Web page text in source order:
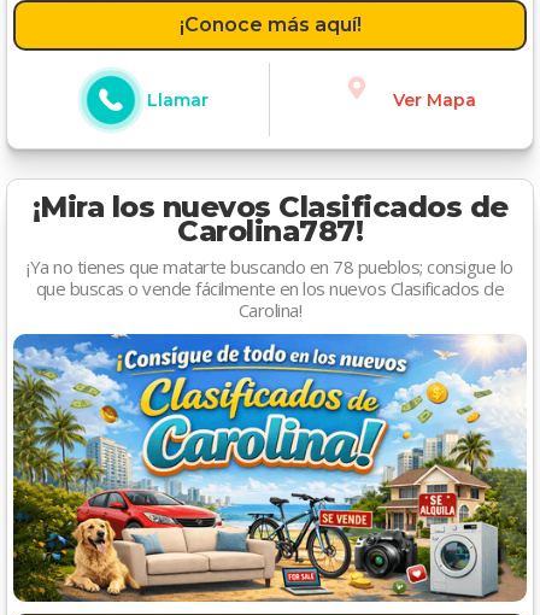
¡Conoce más aquí!
Llamar Ver Mapa
¡Mira los nuevos Clasificados de
Carolina787!
¡Ya no tienes que matarte buscando en 78 pueblos; consigue lo
que buscas o vende fácilmente en los nuevos Clasificados de
Carolina!